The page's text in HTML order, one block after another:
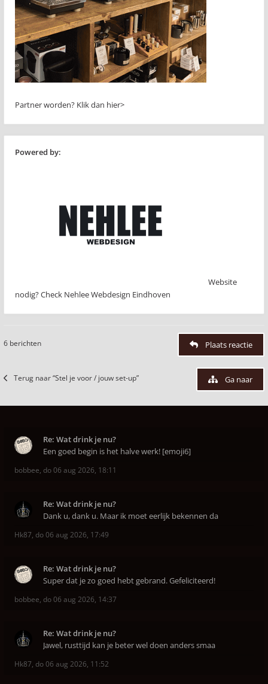
Partner worden? Klik dan hier>
Powered by:
Website
nodig? Check Nehlee Webdesign Eindhoven
6 berichten Plaats reactie
Terug naar “Stel je voor / jouw set-up” Ga naar
Re: Wat drink je nu?
Een goed begin is het halve werk! [emoji6]
bobbee, do 06 aug 2026, 18:11
Re: Wat drink je nu?
Dank u, dank u. Maar ik moet eerlijk bekennen da
Hk87, do 06 aug 2026, 17:49
Re: Wat drink je nu?
Super dat je zo goed hebt gebrand. Gefeliciteerd!
bobbee, do 06 aug 2026, 14:37
Re: Wat drink je nu?
Jawel, rusttijd kan je beter wel doen anders smaa
Hk87, do 06 aug 2026, 11:52